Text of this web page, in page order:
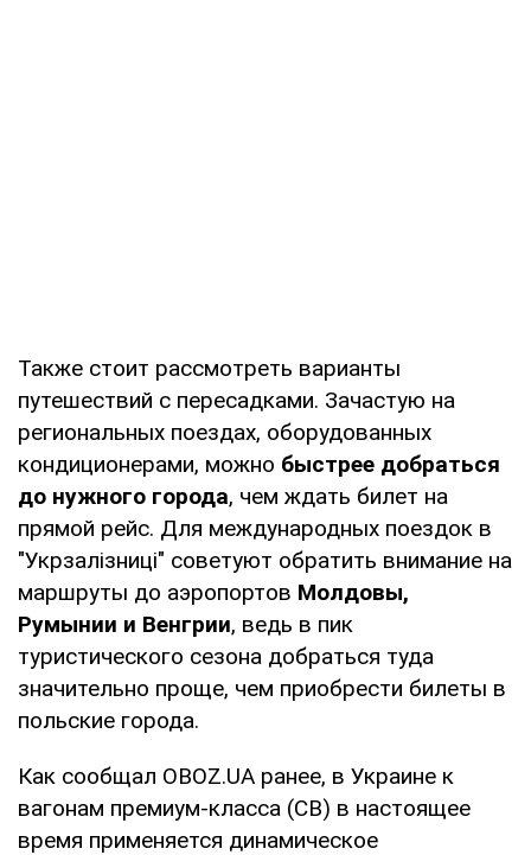
Также стоит рассмотреть варианты
путешествий с пересадками. Зачастую на
региональных поездах, оборудованных
кондиционерами, можно быстрее добраться
до нужного города, чем ждать билет на
прямой рейс. Для международных поездок в
"Укрзалізниці" советуют обратить внимание на
маршруты до аэропортов Молдовы,
Румынии и Венгрии, ведь в пик
туристического сезона добраться туда
значительно проще, чем приобрести билеты в
польские города.
Как сообщал OBOZ.UA ранее, в Украине к
вагонам премиум-класса (СВ) в настоящее
время применяется динамическое